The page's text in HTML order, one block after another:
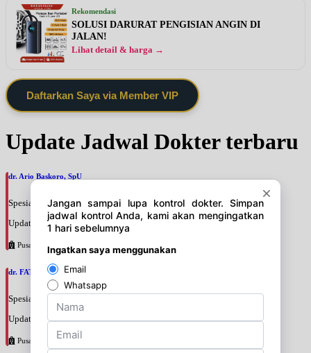
Rekomendasi
SOLUSI DARURAT PENGISIAN ANGIN DI
JALAN!
Lihat detail & harga →
Daftarkan Saya via Member VIP
Update Jadwal Dokter terbaru
dr. Ario Baskoro, SpU
Spesialis: Bedah Urologi
Update terakhir: 2026-08-06 18:46:06
Pusat Pertamina
dr. FATAN ABSHARI, SpU
Spesialis: Bedah Urologi
Update terakhir: 2026-08-06 18:42:13
Pusat Pertamina